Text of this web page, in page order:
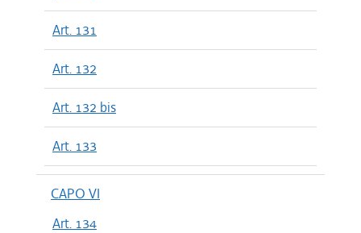
Art. 131
Art. 132
Art. 132 bis
Art. 133
CAPO VI
Art. 134